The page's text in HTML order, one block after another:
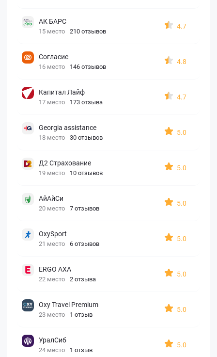
АК БАРС
15 место 210 отзывов
4.7
Согласие
16 место 146 отзывов
4.8
Капитал Лайф
17 место 173 отзыва
4.7
Georgia assistance
18 место 30 отзывов
5.0
Д2 Страхование
19 место 10 отзывов
5.0
АйАйСи
20 место 7 отзывов
5.0
OxySport
21 место 6 отзывов
5.0
ERGO AXA
22 место 2 отзыва
5.0
Oxy Travel Premium
23 место 1 отзыв
5.0
УралСиб
24 место 1 отзыв
5.0